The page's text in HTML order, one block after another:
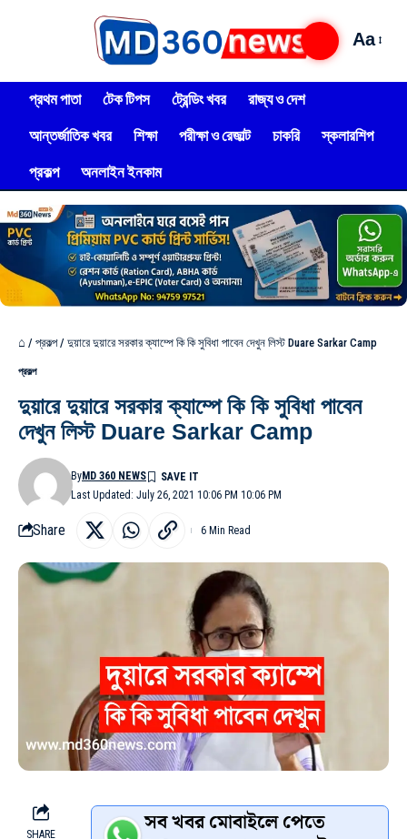
Aa
প্রথম পাতা টেক টিপস ট্রেন্ডিং খবর
রাজ্য ও দেশ
আন্তর্জাতিক খবর
শিক্ষা পরীক্ষা ও রেজাল্ট চাকরি
স্কলারশিপ
প্রকল্প
অনলাইন ইনকাম
⌂ / প্রকল্প/ দুয়ারে দুয়ারে সরকার ক্যাম্পে কি কি সুবিধা পাবেন দেখুন লিস্ট Duare Sarkar Camp
প্রকল্প
দুয়ারে দুয়ারে সরকার ক্যাম্পে কি কি সুবিধা পাবেন
দেখুন লিস্ট Duare Sarkar Camp
Last Updated: July 26, 2021 10:06 PM 10:06 PM
ByMD 360 NEWS
Share 6 Min Read
SHARE সব খবর মোবাইলে পেতে